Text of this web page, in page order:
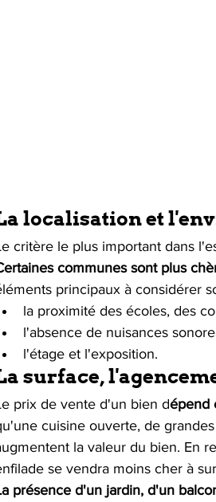
localisation et
critère le plus important dans
communes sont plus
principaux à considérer
la proximité des écoles, des
l'absence de nuisances
l'étage et l'exposition.
surface,
prix de vente d'un bien dépend
cuisine ouverte, de
la valeur du bien. En
se vendra moins cher à
présence d'un jardin, d'un